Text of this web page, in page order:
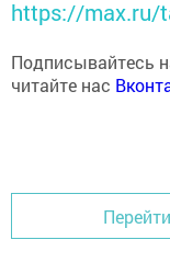
https://max.ru/
Подписывайтесь
читайте нас